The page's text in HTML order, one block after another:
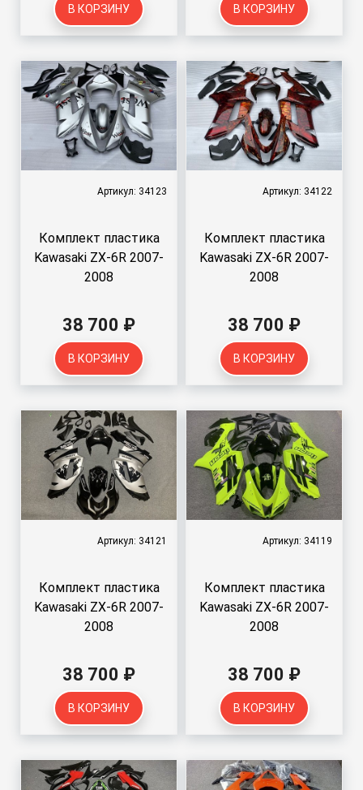
В КОРЗИНУ В КОРЗИНУ
Артикул: 34123
Комплект пластика
Kawasaki ZX-6R 2007-
2008
38 700 ₽
В КОРЗИНУ
Артикул: 34122
Комплект пластика
Kawasaki ZX-6R 2007-
2008
38 700 ₽
В КОРЗИНУ
Артикул: 34121
Комплект пластика
Kawasaki ZX-6R 2007-
2008
38 700 ₽
В КОРЗИНУ
Артикул: 34119
Комплект пластика
Kawasaki ZX-6R 2007-
2008
38 700 ₽
В КОРЗИНУ